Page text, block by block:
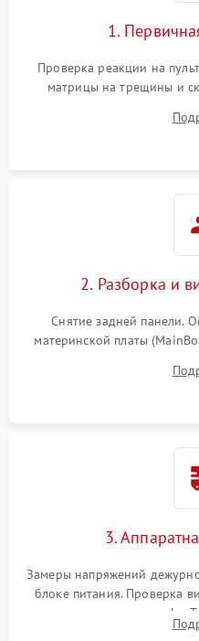
1.
Проверка реакции на
матрицы на трещины и
подсветки и индикаторов
источников сигнала для
2. Разборка и
Снятие задней панели.
материнской платы
Проверка надежности
3.
Замеры напряжений
блоке питания. Проверка
помощью осциллографа.
светодиодных планок